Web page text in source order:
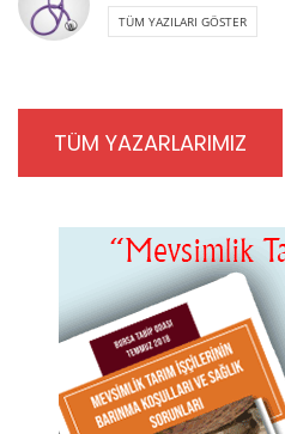
TÜM YAZILARI GÖSTER
TÜM YAZARLARIMIZ